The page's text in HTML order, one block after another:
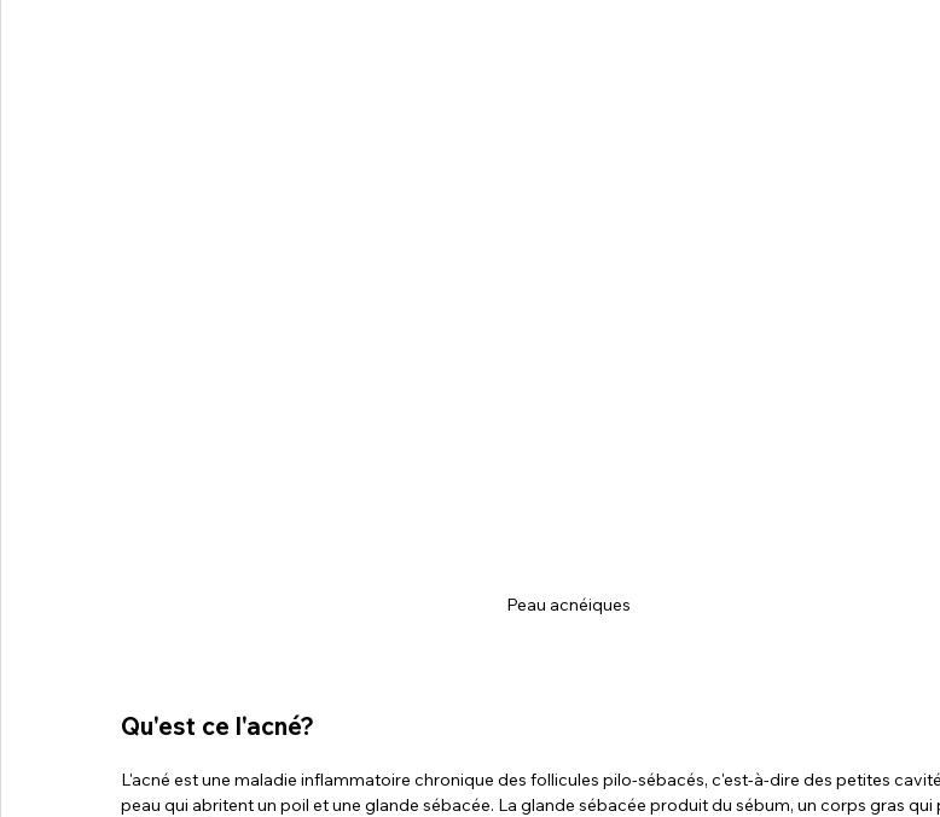
Peau acnéiques
Qu'est ce l'acné?
L'acné est une maladie inflammatoire chronique des follicules pilo-sébacés, c'est-à-dire des petites
peau qui abritent un poil et une glande sébacée. La glande sébacée produit du sébum, un corps gras